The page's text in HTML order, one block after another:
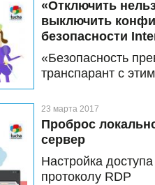
«Отключить
выключить
безопасности
«Безопасность
транспарант с
усиленная
хорошо, но когда
жизнь» всем
напрашивается
23 марта 2017
Проброс
сервер
Настройка
протоколу RDP